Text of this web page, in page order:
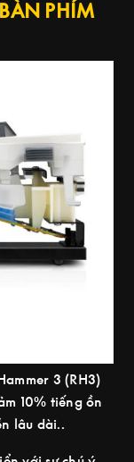
PHÍM
3 (RH3)
10% tiếng ồn
lâu dài..